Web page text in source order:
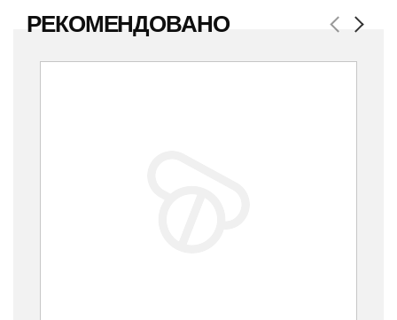
РЕКОМЕНДОВАНО Previous
Next